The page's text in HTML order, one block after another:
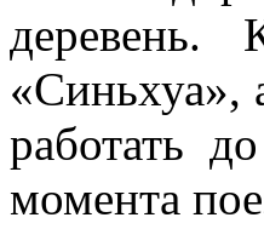
деревень.
«Синьхуа»,
работать
момента